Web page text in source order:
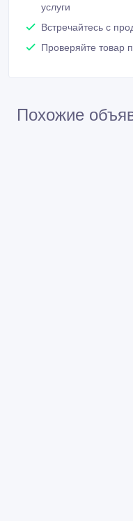
услуги
Встречайтесь с
Проверяйте товар
Похожие